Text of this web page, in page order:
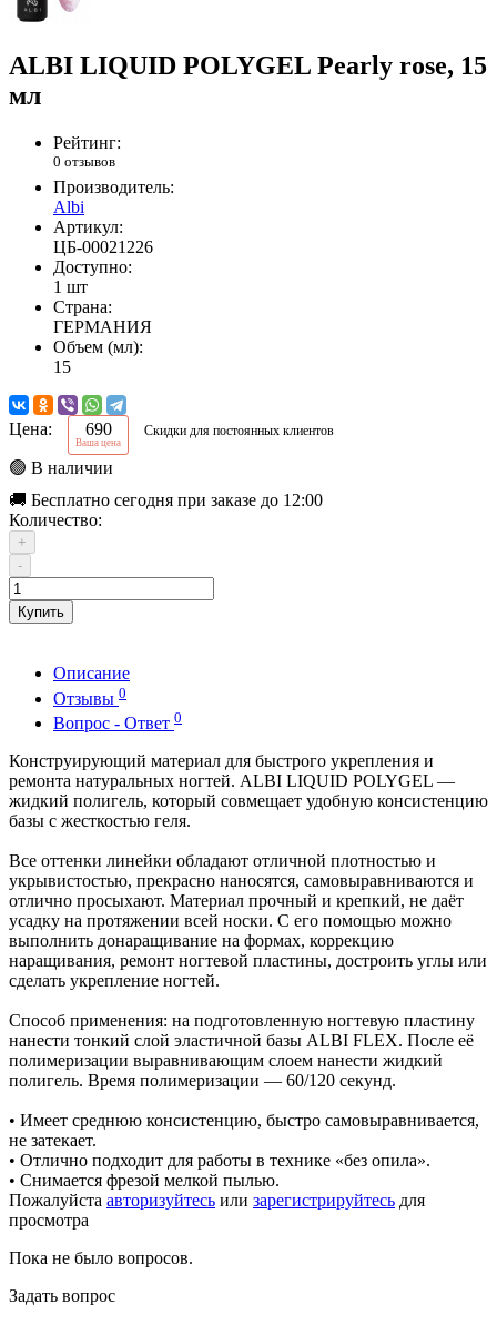
ALBI LIQUID POLYGEL Pearly rose, 15
мл
Рейтинг:
0 отзывов
Производитель:
Albi
Артикул:
ЦБ-00021226
Доступно:
1 шт
Страна:
ГЕРМАНИЯ
Объем (мл):
15
Цена: 690
Ваша цена
Скидки для постоянных клиентов
🟢 В наличии
🚚 Бесплатно сегодня при заказе до 12:00
Количество:
+
-
Купить
Описание
Отзывы 0
Вопрос - Ответ 0
Конструирующий материал для быстрого укрепления и
ремонта натуральных ногтей. ALBI LIQUID POLYGEL —
жидкий полигель, который совмещает удобную консистенцию
базы с жесткостью геля.
Все оттенки линейки обладают отличной плотностью и
укрывистостью, прекрасно наносятся, самовыравниваются и
отлично просыхают. Материал прочный и крепкий, не даёт
усадку на протяжении всей носки. С его помощью можно
выполнить донаращивание на формах, коррекцию
наращивания, ремонт ногтевой пластины, достроить углы или
сделать укрепление ногтей.
Способ применения: на подготовленную ногтевую пластину
нанести тонкий слой эластичной базы ALBI FLEX. После её
полимеризации выравнивающим слоем нанести жидкий
полигель. Время полимеризации — 60/120 секунд.
• Имеет среднюю консистенцию, быстро самовыравнивается,
не затекает.
• Отлично подходит для работы в технике «без опила».
• Снимается фрезой мелкой пылью.
Пожалуйста авторизуйтесь или зарегистрируйтесь для
просмотра
Пока не было вопросов.
Задать вопрос